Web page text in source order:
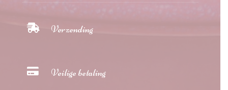
 Verzending
 Veilige betaling